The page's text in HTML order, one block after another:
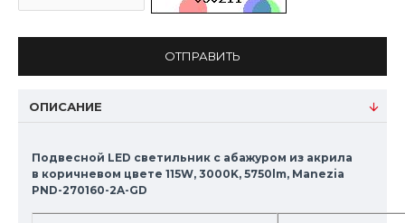
ОТПРАВИТЬ
ОПИСАНИЕ
Подвесной LED светильник с абажуром из акрила
в коричневом цвете 115W, 3000K, 5750lm, Manezia
PND-270160-2A-GD